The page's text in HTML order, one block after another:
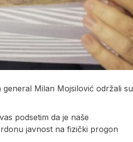
Milan Mojsilović održali su
podsetim da je naše
javnost na fizički progon